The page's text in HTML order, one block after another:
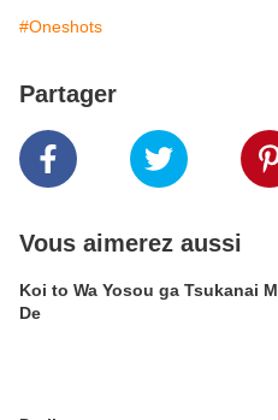
#Oneshots
Partager
Vous aimerez aussi
Koi to Wa Yosou ga Tsukanai
De